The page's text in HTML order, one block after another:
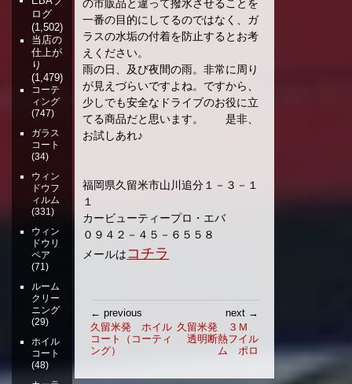
の市販品と違って撥水させることを
一番の目的にしてるのではなく、ガ
ラスの水垢の付着を防止するとお考
えください。
雨の日、及び夜間の雨。非常に周り
が見えづらいですよね。ですから、
少しでも安全なドライブのお役に立
てる商品だと思います。 是非、
お試しあれ♪
福岡県久留米市山川追分１－３－１
１
カービューティープロ・エバ
０９４２－４５－６５５８
メールはコチラ
稿
ナ
ビ
← previous
久留米発 ホイル
コート（コーティ
ング）
next →
久留米発 ３Ｍ
透明断熱フイル
ム ポロ
ログ
(1,502)
当店の
仕上が
り
(1,479)
コーテ
ィング
(747)
ガラス
コート
(34)
ウィン
ドウフ
ィルム
(331)
ウィン
ドウリ
ペア
(71)
ルーム
クリー
ニング
(29)
ホイル
コート
(48)